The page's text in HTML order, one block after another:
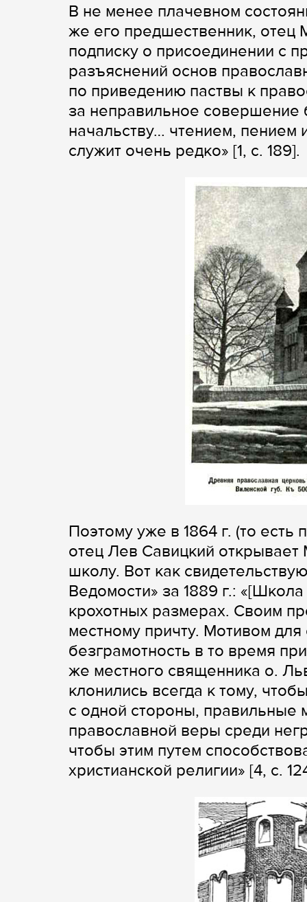
В не менее плачевном
же его предшественник, отец
подписку о присоединении с
разъяснений основ
по приведению паствы к
за неправильное совершение
начальству… чтением, пением
служит очень редко» [1, с. 189].
Поэтому уже в 1864 г. (то есть
отец Лев Савицкий
школу. Вот как
Ведомости» за 1889 г.:
крохотных размерах. Своим
местному причту. Мотивом
безграмотность в то время
же местного священника о.
клонились всегда к тому,
с одной стороны, правильные
православной веры среди
чтобы этим путем
христианской религии» [4, с.